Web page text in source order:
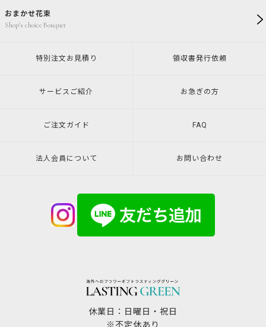
おまかせ花束
Shop's choice Bouquet
特別注文 お見積り 領収書発行依頼
サービスご紹介 お急ぎの方
ご注文ガイド FAQ
法人会員について お問い合わせ
休業日：日曜日・祝日
※不定休あり